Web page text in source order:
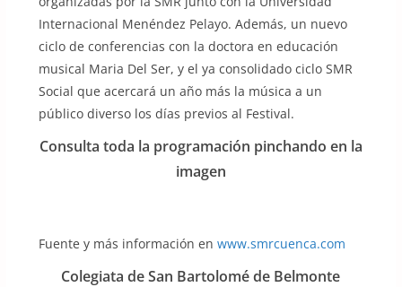
Internacional Menéndez Pelayo. Además, un nuevo
ciclo de conferencias con la doctora en educación
musical Maria Del Ser, y el ya consolidado ciclo SMR
Social que acercará un año más la música a un
público diverso los días previos al Festival.
Consulta toda la programación pinchando en la
imagen
Fuente y más información en www.smrcuenca.com
Colegiata de San Bartolomé de Belmonte